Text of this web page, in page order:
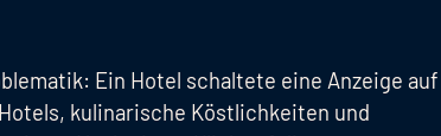
Ein Hotel schaltete eine Anzeige auf
kulinarische Köstlichkeiten und